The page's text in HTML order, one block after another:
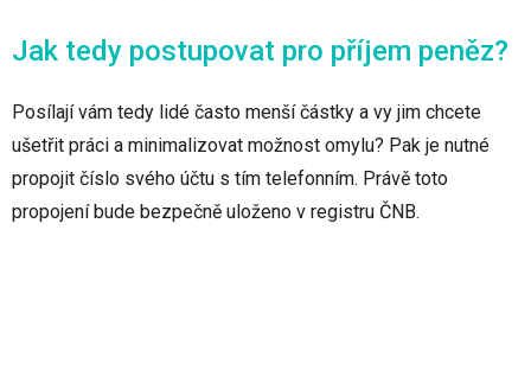
Jak tedy postupovat pro příjem peněz?
Posílají vám tedy lidé často menší částky a vy jim chcete
ušetřit práci a minimalizovat možnost omylu? Pak je nutné
propojit číslo svého účtu s tím telefonním. Právě toto
propojení bude bezpečně uloženo v registru ČNB.